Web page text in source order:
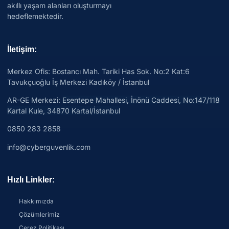
akıllı yaşam alanları oluşturmayı
hedeflemektedir.
İletişim:
Merkez Ofis: Bostancı Mah. Tariki Has Sok. No:2 Kat:6
Tavukçuoğlu İş Merkezi Kadıköy / İstanbul
AR-GE Merkezi: Esentepe Mahallesi, İnönü Caddesi, No:147/118
Kartal Kule, 34870 Kartal/İstanbul
0850 283 2858
info@cyberguvenlik.com
Hızlı Linkler:
Hakkımızda
Çözümlerimiz